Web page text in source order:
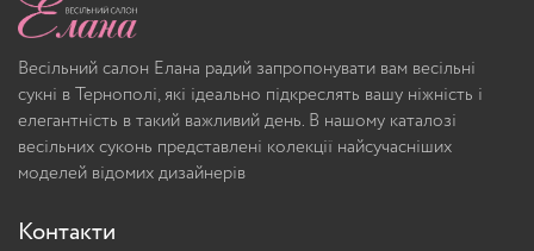
Весільний салон Елана радий запропонувати вам весільні
сукні в Тернополі, які ідеально підкреслять вашу ніжність і
елегантність в такий важливий день. В нашому каталозі
весільних суконь представлені колекції найсучасніших
моделей відомих дизайнерів
Контакти